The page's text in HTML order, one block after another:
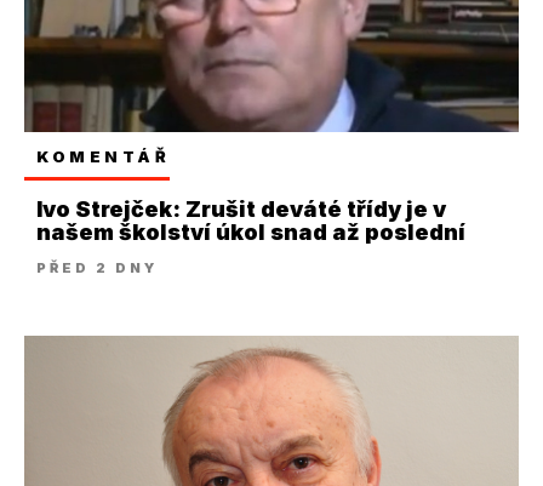
KOMENTÁŘ
Ivo Strejček: Zrušit deváté třídy je v
našem školství úkol snad až poslední
PŘED 2 DNY